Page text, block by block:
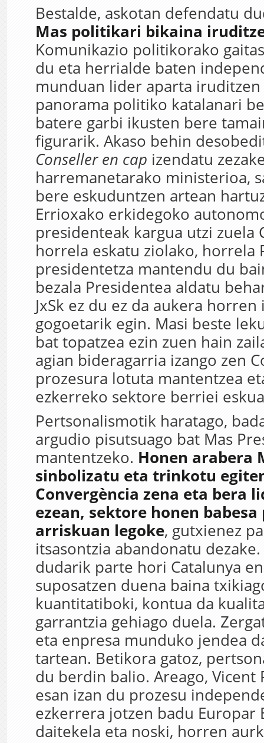
Bestalde, askotan defendatu
Mas politikari bikaina
Komunikazio politikorako
du eta herrialde baten
munduan lider aparta iruditzen
panorama politiko katalanari
batere garbi ikusten bere
figurarik. Akaso behin
Conseller en cap izendatu
harremanetarako ministerioa,
bere eskuduntzen artean
Errioxako erkidegoko
presidenteak kargua utzi zuela
horrela eskatu ziolako, horrela
presidentetza mantendu du
bezala Presidentea aldatu
JxSk ez du ez da aukera
gogoetarik egin. Masi beste
bat topatzea ezin zuen hain
agian bideragarria izango zen
prozesura lotuta mantentzea
ezkerreko sektore berriei
Pertsonalismotik haratago,
argudio pisutsuago bat Mas
mantentzeko. Honen arabera
sinbolizatu eta trinkotu
Convergència zena eta bera
ezean, sektore honen
arriskuan legoke, gutxienez
itsasontzia abandonatu dezake.
dudarik parte hori Catalunya
suposatzen duena baina
kuantitatiboki, kontua da
garrantzia gehiago duela.
eta enpresa munduko jendea
tartean. Betikora gatoz,
du berdin balio. Areago, Vicent
esan izan du prozesu
ezkerrera jotzen badu Europar
daitekela eta noski, horren